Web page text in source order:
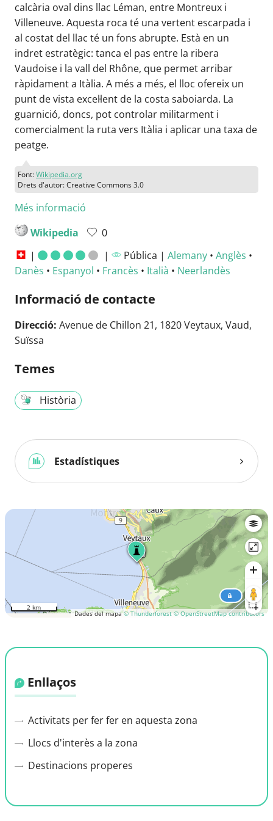
calcària oval dins llac Léman, entre Montreux i
Villeneuve. Aquesta roca té una vertent escarpada i
al costat del llac té un fons abrupte. Està en un
indret estratègic: tanca el pas entre la ribera
Vaudoise i la vall del Rhône, que permet arribar
ràpidament a Itàlia. A més a més, el lloc ofereix un
punt de vista excel·lent de la costa saboiarda. La
guarnició, doncs, pot controlar militarment i
comercialment la ruta vers Itàlia i aplicar una taxa de
peatge.
Font:Wikipedia.org
Drets d'autor: Creative Commons 3.0
Més informació
Wikipedia
0
|
| Pública | Alemany• Anglès •
Danès • Espanyol • Francès • Italià • Neerlandès
Informació de contacte
Direcció: Avenue de Chillon 21, 1820 Veytaux, Vaud,
Suïssa
Temes
Història
Estadístiques
Dades del mapa© Thunderforest © OpenStreetMap contributors
2 km
Enllaços
Activitats per fer fer en aquesta zona
Llocs d'interès a la zona
Destinacions properes